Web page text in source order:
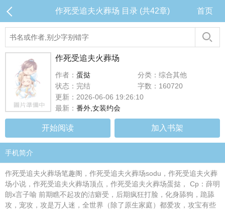
作死受追夫火葬场 目录 (共42章) 首页
作死受追夫火葬场
作者： 蛋挞
分类：综合其他
状态：完结
字数：160720
更新：2026-06-06 19:26:10
最新： 番外,女装约会
开始阅读 加入书架
手机简介
作死受追夫火葬场笔趣阁，作死受追夫火葬场sodu，作死受追夫火葬
场小说，作死受追夫火葬场顶点，作死受追夫火葬场蛋挞， Cp：薛明
朗x言子喻 前期瞧不起攻的洁癖受，后期疯狂打脸，化身舔狗，跪舔
攻，宠攻，攻是万人迷，全世界（除了原生家庭）都爱攻，攻宝有些